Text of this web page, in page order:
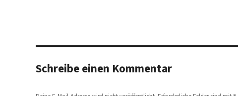
Schreibe einen Kommentar